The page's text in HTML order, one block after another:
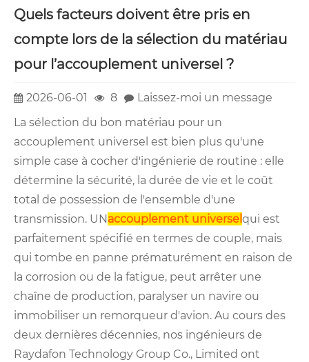
Quels facteurs doivent être pris en
compte lors de la sélection du matériau
pour l’accouplement universel ?
2026-06-01 8
Laissez-moi un message
La sélection du bon matériau pour un
accouplement universel est bien plus qu'une
simple case à cocher d'ingénierie de routine : elle
détermine la sécurité, la durée de vie et le coût
total de possession de l'ensemble d'une
transmission. UNaccouplement universel qui est
parfaitement spécifié en termes de couple, mais
qui tombe en panne prématurément en raison de
la corrosion ou de la fatigue, peut arrêter une
chaîne de production, paralyser un navire ou
immobiliser un remorqueur d'avion. Au cours des
deux dernières décennies, nos ingénieurs de
Raydafon Technology Group Co., Limited ont